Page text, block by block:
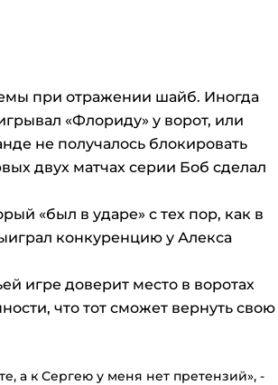
при отражении шайб. Иногда
«Флориду» у ворот, или
не получалось блокировать
двух матчах серии Боб сделал
«был в ударе» с тех пор, как в
конкуренцию у Алекса
игре доверит место в воротах
что тот сможет вернуть свою
а к Сергею у меня нет претензий», -